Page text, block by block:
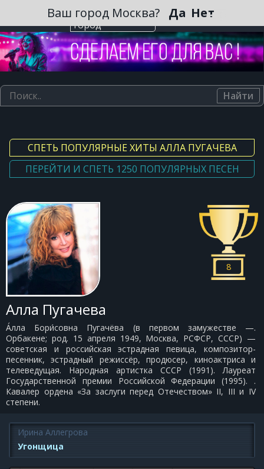
Выберите
город
Ваш город Москва? Да Нет
Найти
СПЕТЬ ПОПУЛЯРНЫЕ ХИТЫ АЛЛА ПУГАЧЕВА
ПЕРЕЙТИ И СПЕТЬ 1250 ПОПУЛЯРНЫХ ПЕСЕН
Алла Пугачева
А́лла Бори́совна Пугачёва (в первом замужестве —.
Орбакене; род. 15 апреля 1949, Москва, РСФСР, СССР) —
советская и российская эстрадная певица, композитор-
песенник, эстрадный режиссёр, продюсер, киноактриса и
телеведущая. Народная артистка СССР (1991). Лауреат
Государственной премии Российской Федерации (1995). .
Кавалер ордена «За заслуги перед Отечеством» II, III и IV
степени.
8
Ирина Аллегрова
Угонщица